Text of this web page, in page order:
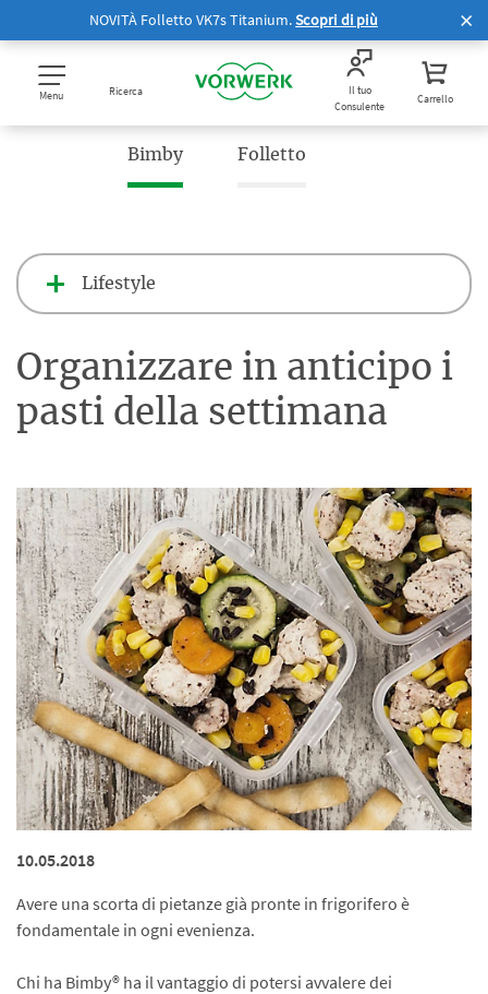
NOVITÀ Folletto VK7s Titanium.Scopri di più
Menu Ricerca
Il tuo
Consulente
Carrello
Bimby Folletto
Lifestyle
Organizzare in anticipo i
pasti della settimana
10.05.2018
Avere una scorta di pietanze già pronte in frigorifero è
fondamentale in ogni evenienza.
Chi ha Bimby® ha il vantaggio di potersi avvalere dei